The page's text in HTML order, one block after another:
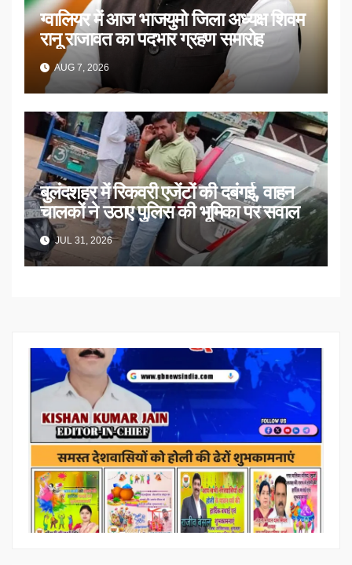
ग्वालियर में आज भाजयुमो जिला अध्यक्ष शिवम
रानू राजावत का पदभार ग्रहण समारोह
AUG 7, 2026
बुलंदशहर में रिकवरी एजेंटों की दबंगई, वाहन
चालकों ने उठाए पुलिस की भूमिका पर सवाल
JUL 31, 2026